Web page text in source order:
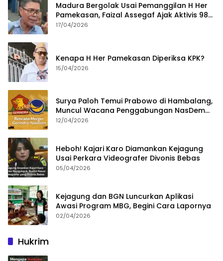
Madura Bergolak Usai Pemanggilan H Her
Pamekasan, Faizal Assegaf Ajak Aktivis 98
Bongkar Permainan KPK
17/04/2026
Kenapa H Her Pamekasan Diperiksa KPK?
15/04/2026
Surya Paloh Temui Prabowo di Hambalang,
Muncul Wacana Penggabungan NasDem
dan Gerindra
12/04/2026
Heboh! Kajari Karo Diamankan Kejagung
Usai Perkara Videografer Divonis Bebas
05/04/2026
Kejagung dan BGN Luncurkan Aplikasi
Awasi Program MBG, Begini Cara Lapornya
02/04/2026
Hukrim